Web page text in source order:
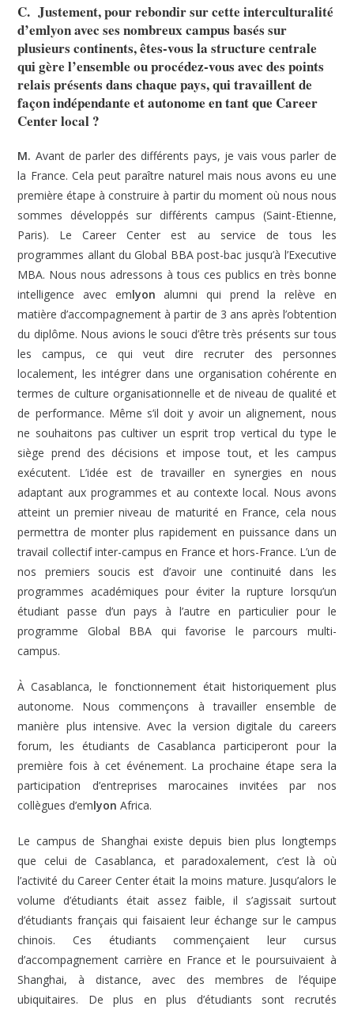
C. Justement, pour rebondir sur cette interculturalité
d’emlyon avec ses nombreux campus basés sur
plusieurs continents, êtes-vous la structure centrale
qui gère l’ensemble ou procédez-vous avec des points
relais présents dans chaque pays, qui travaillent de
façon indépendante et autonome en tant que Career
Center local ?
M. Avant de parler des différents pays, je vais vous parler de
la France. Cela peut paraître naturel mais nous avons eu une
première étape à construire à partir du moment où nous nous
sommes développés sur différents campus (Saint-Etienne,
Paris). Le Career Center est au service de tous les
programmes allant du Global BBA post-bac jusqu’à l’Executive
MBA. Nous nous adressons à tous ces publics en très bonne
intelligence avec emlyon alumni qui prend la relève en
matière d’accompagnement à partir de 3 ans après l’obtention
du diplôme. Nous avions le souci d’être très présents sur tous
les campus, ce qui veut dire recruter des personnes
localement, les intégrer dans une organisation cohérente en
termes de culture organisationnelle et de niveau de qualité et
de performance. Même s’il doit y avoir un alignement, nous
ne souhaitons pas cultiver un esprit trop vertical du type le
siège prend des décisions et impose tout, et les campus
exécutent. L’idée est de travailler en synergies en nous
adaptant aux programmes et au contexte local. Nous avons
atteint un premier niveau de maturité en France, cela nous
permettra de monter plus rapidement en puissance dans un
travail collectif inter-campus en France et hors-France. L’un de
nos premiers soucis est d’avoir une continuité dans les
programmes académiques pour éviter la rupture lorsqu’un
étudiant passe d’un pays à l’autre en particulier pour le
programme Global BBA qui favorise le parcours multi-
campus.
À Casablanca, le fonctionnement était historiquement plus
autonome. Nous commençons à travailler ensemble de
manière plus intensive. Avec la version digitale du careers
forum, les étudiants de Casablanca participeront pour la
première fois à cet événement. La prochaine étape sera la
participation d’entreprises marocaines invitées par nos
collègues d’emlyonAfrica.
Le campus de Shanghai existe depuis bien plus longtemps
que celui de Casablanca, et paradoxalement, c’est là où
l’activité du Career Center était la moins mature. Jusqu’alors le
volume d’étudiants était assez faible, il s’agissait surtout
d’étudiants français qui faisaient leur échange sur le campus
chinois. Ces étudiants commençaient leur cursus
d’accompagnement carrière en France et le poursuivaient à
Shanghai, à distance, avec des membres de l’équipe
ubiquitaires. De plus en plus d’étudiants sont recrutés